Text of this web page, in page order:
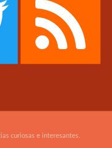
curiosas e interesantes.